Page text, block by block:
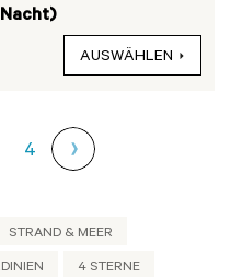
AUSWÄHLEN
4
STRAND & MEER
4 STERNE